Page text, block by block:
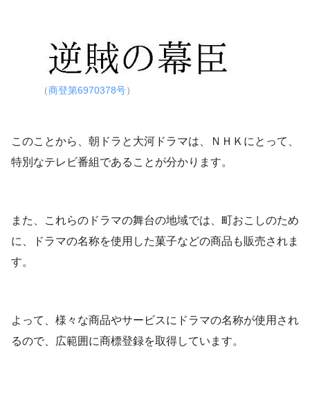
（商登第6970378号）
このことから、朝ドラと大河ドラマは、ＮＨＫにとって、
特別なテレビ番組であることが分かります。
また、これらのドラマの舞台の地域では、町おこしのため
に、ドラマの名称を使用した菓子などの商品も販売されま
す。
よって、様々な商品やサービスにドラマの名称が使用され
るので、広範囲に商標登録を取得しています。